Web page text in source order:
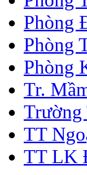
Phòng
Phòng
Phòng
Tr.
Trường
TT
TT LK